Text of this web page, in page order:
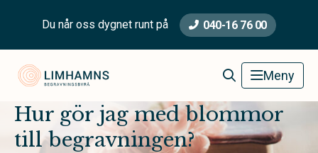
Du når oss dygnet runt på 040-16 76 00
Limhamns Begravningsbyrå Meny
Hur gör jag med blommor
till begravningen?